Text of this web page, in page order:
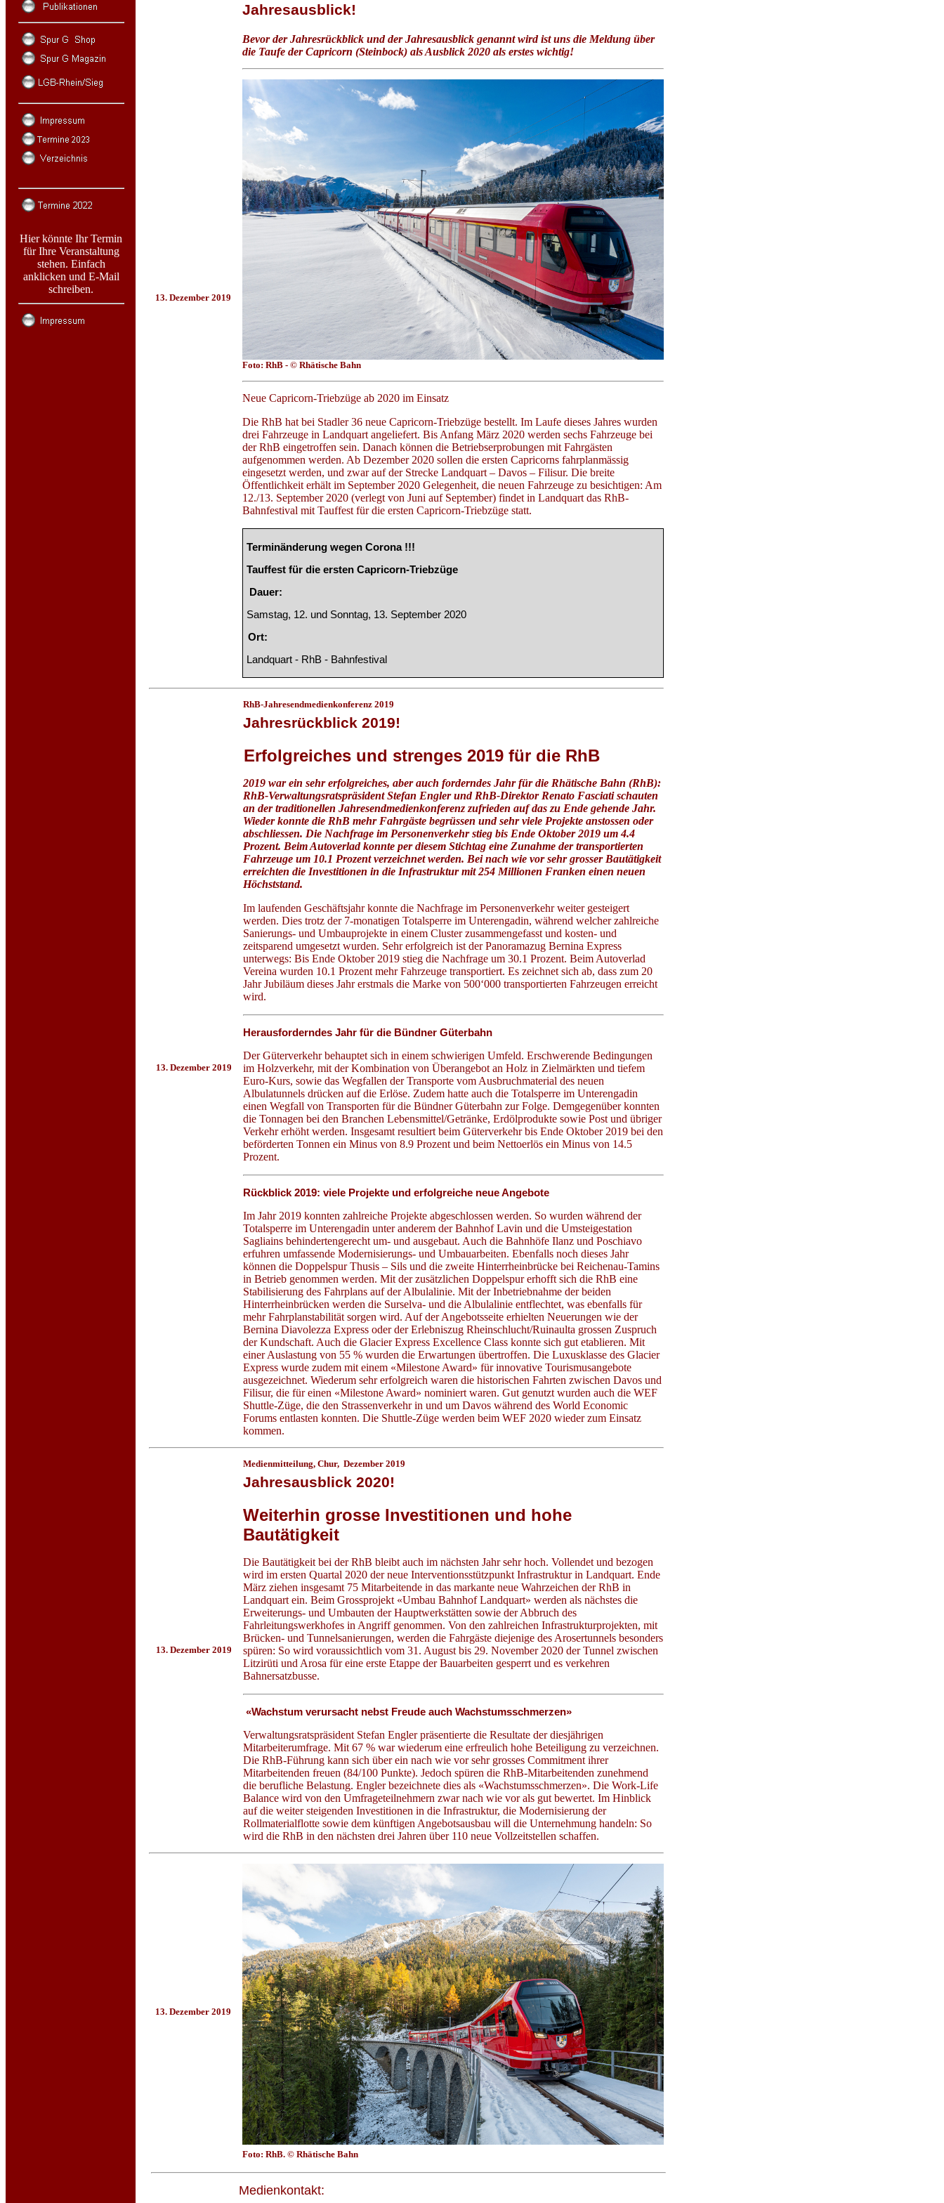
Hier könnte Ihr Termin
für Ihre Veranstaltung
stehen. Einfach
anklicken und E-Mail
schreiben.
13. Dezember 2019
Jahresausblick!
Bevor der Jahresrückblick und der Jahresausblick genannt wird ist uns die Meldung über
die Taufe der Capricorn (Steinbock) als Ausblick 2020 als erstes wichtig!
Foto: RhB - © Rhätische Bahn
Neue Capricorn-Triebzüge ab 2020 im Einsatz
Die RhB hat bei Stadler 36 neue Capricorn-Triebzüge bestellt. Im Laufe dieses Jahres wurden
drei Fahrzeuge in Landquart angeliefert. Bis Anfang März 2020 werden sechs Fahrzeuge bei
der RhB eingetroffen sein. Danach können die Betriebserprobungen mit Fahrgästen
aufgenommen werden. Ab Dezember 2020 sollen die ersten Capricorns fahrplanmässig
eingesetzt werden, und zwar auf der Strecke Landquart – Davos – Filisur. Die breite
Öffentlichkeit erhält im September 2020 Gelegenheit, die neuen Fahrzeuge zu besichtigen: Am
12./13. September 2020 (verlegt von Juni auf September) findet in Landquart das RhB-
Bahnfestival mit Tauffest für die ersten Capricorn-Triebzüge statt.
Terminänderung wegen Corona !!!
Tauffest für die ersten Capricorn-Triebzüge
Dauer:
Samstag, 12. und Sonntag, 13. September 2020
Ort:
Landquart - RhB - Bahnfestival
13. Dezember 2019
RhB-Jahresendmedienkonferenz 2019
Jahresrückblick 2019!
Erfolgreiches und strenges 2019 für die RhB
2019 war ein sehr erfolgreiches, aber auch forderndes Jahr für die Rhätische Bahn (RhB):
RhB-Verwaltungsratspräsident Stefan Engler und RhB-Direktor Renato Fasciati schauten
an der traditionellen Jahresendmedienkonferenz zufrieden auf das zu Ende gehende Jahr.
Wieder konnte die RhB mehr Fahrgäste begrüssen und sehr viele Projekte anstossen oder
abschliessen. Die Nachfrage im Personenverkehr stieg bis Ende Oktober 2019 um 4.4
Prozent. Beim Autoverlad konnte per diesem Stichtag eine Zunahme der transportierten
Fahrzeuge um 10.1 Prozent verzeichnet werden. Bei nach wie vor sehr grosser Bautätigkeit
erreichten die Investitionen in die Infrastruktur mit 254 Millionen Franken einen neuen
Höchststand.
Im laufenden Geschäftsjahr konnte die Nachfrage im Personenverkehr weiter gesteigert
werden. Dies trotz der 7-monatigen Totalsperre im Unterengadin, während welcher zahlreiche
Sanierungs- und Umbauprojekte in einem Cluster zusammengefasst und kosten- und
zeitsparend umgesetzt wurden. Sehr erfolgreich ist der Panoramazug Bernina Express
unterwegs: Bis Ende Oktober 2019 stieg die Nachfrage um 30.1 Prozent. Beim Autoverlad
Vereina wurden 10.1 Prozent mehr Fahrzeuge transportiert. Es zeichnet sich ab, dass zum 20
Jahr Jubiläum dieses Jahr erstmals die Marke von 500‘000 transportierten Fahrzeugen erreicht
wird.
Herausforderndes Jahr für die Bündner Güterbahn
Der Güterverkehr behauptet sich in einem schwierigen Umfeld. Erschwerende Bedingungen
im Holzverkehr, mit der Kombination von Überangebot an Holz in Zielmärkten und tiefem
Euro-Kurs, sowie das Wegfallen der Transporte vom Ausbruchmaterial des neuen
Albulatunnels drücken auf die Erlöse. Zudem hatte auch die Totalsperre im Unterengadin
einen Wegfall von Transporten für die Bündner Güterbahn zur Folge. Demgegenüber konnten
die Tonnagen bei den Branchen Lebensmittel/Getränke, Erdölprodukte sowie Post und übriger
Verkehr erhöht werden. Insgesamt resultiert beim Güterverkehr bis Ende Oktober 2019 bei den
beförderten Tonnen ein Minus von 8.9 Prozent und beim Nettoerlös ein Minus von 14.5
Prozent.
Rückblick 2019: viele Projekte und erfolgreiche neue Angebote
Im Jahr 2019 konnten zahlreiche Projekte abgeschlossen werden. So wurden während der
Totalsperre im Unterengadin unter anderem der Bahnhof Lavin und die Umsteigestation
Sagliains behindertengerecht um- und ausgebaut. Auch die Bahnhöfe Ilanz und Poschiavo
erfuhren umfassende Modernisierungs- und Umbauarbeiten. Ebenfalls noch dieses Jahr
können die Doppelspur Thusis – Sils und die zweite Hinterrheinbrücke bei Reichenau-Tamins
in Betrieb genommen werden. Mit der zusätzlichen Doppelspur erhofft sich die RhB eine
Stabilisierung des Fahrplans auf der Albulalinie. Mit der Inbetriebnahme der beiden
Hinterrheinbrücken werden die Surselva- und die Albulalinie entflechtet, was ebenfalls für
mehr Fahrplanstabilität sorgen wird. Auf der Angebotsseite erhielten Neuerungen wie der
Bernina Diavolezza Express oder der Erlebniszug Rheinschlucht/Ruinaulta grossen Zuspruch
der Kundschaft. Auch die Glacier Express Excellence Class konnte sich gut etablieren. Mit
einer Auslastung von 55 % wurden die Erwartungen übertroffen. Die Luxusklasse des Glacier
Express wurde zudem mit einem «Milestone Award» für innovative Tourismusangebote
ausgezeichnet. Wiederum sehr erfolgreich waren die historischen Fahrten zwischen Davos und
Filisur, die für einen «Milestone Award» nominiert waren. Gut genutzt wurden auch die WEF
Shuttle-Züge, die den Strassenverkehr in und um Davos während des World Economic
Forums entlasten konnten. Die Shuttle-Züge werden beim WEF 2020 wieder zum Einsatz
kommen.
13. Dezember 2019
Medienmitteilung, Chur, Dezember 2019
Jahresausblick 2020!
Weiterhin grosse Investitionen und hohe
Bautätigkeit
Die Bautätigkeit bei der RhB bleibt auch im nächsten Jahr sehr hoch. Vollendet und bezogen
wird im ersten Quartal 2020 der neue Interventionsstützpunkt Infrastruktur in Landquart. Ende
März ziehen insgesamt 75 Mitarbeitende in das markante neue Wahrzeichen der RhB in
Landquart ein. Beim Grossprojekt «Umbau Bahnhof Landquart» werden als nächstes die
Erweiterungs- und Umbauten der Hauptwerkstätten sowie der Abbruch des
Fahrleitungswerkhofes in Angriff genommen. Von den zahlreichen Infrastrukturprojekten, mit
Brücken- und Tunnelsanierungen, werden die Fahrgäste diejenige des Arosertunnels besonders
spüren: So wird voraussichtlich vom 31. August bis 29. November 2020 der Tunnel zwischen
Litzirüti und Arosa für eine erste Etappe der Bauarbeiten gesperrt und es verkehren
Bahnersatzbusse.
«Wachstum verursacht nebst Freude auch Wachstumsschmerzen»
Verwaltungsratspräsident Stefan Engler präsentierte die Resultate der diesjährigen
Mitarbeiterumfrage. Mit 67 % war wiederum eine erfreulich hohe Beteiligung zu verzeichnen.
Die RhB-Führung kann sich über ein nach wie vor sehr grosses Commitment ihrer
Mitarbeitenden freuen (84/100 Punkte). Jedoch spüren die RhB-Mitarbeitenden zunehmend
die berufliche Belastung. Engler bezeichnete dies als «Wachstumsschmerzen». Die Work-Life
Balance wird von den Umfrageteilnehmern zwar nach wie vor als gut bewertet. Im Hinblick
auf die weiter steigenden Investitionen in die Infrastruktur, die Modernisierung der
Rollmaterialflotte sowie dem künftigen Angebotsausbau will die Unternehmung handeln: So
wird die RhB in den nächsten drei Jahren über 110 neue Vollzeitstellen schaffen.
13. Dezember 2019
Foto: RhB. © Rhätische Bahn
Medienkontakt: